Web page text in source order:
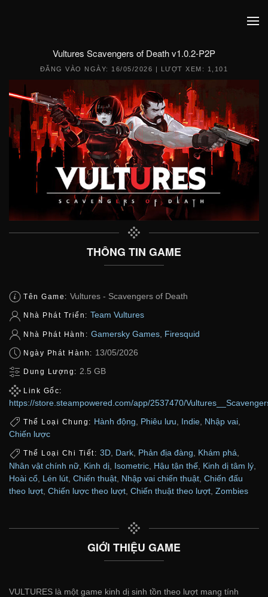
Vultures Scavengers of Death v1.0.2-P2P
ĐĂNG VÀO NGÀY: 16/05/2026 | LƯỢT XEM: 1,101
THÔNG TIN GAME
Tên Game: Vultures - Scavengers of Death
Nhà Phát Triển: Team Vultures
Nhà Phát Hành: Gamersky Games, Firesquid
Ngày Phát Hành: 13/05/2026
Dung Lượng: 2.5 GB
Link Gốc:
https://store.steampowered.com/app/2537470/
Thể Loại Chung: Hành động Phiêu lưu Indie Nhập vai
Chiến lược
Thể Loại Chi Tiết: 3D, Dark, Phản địa đàng, Khám phá,
Nhân vật chính nữ Kinh dị Isometric Hậu tận thế Kinh dị tâm lý
Hoài cổ Lén lút Chiến thuật Nhập vai chiến thuật Chiến đấu
theo lượt Chiến lược theo lượt Chiến thuật theo lượt Zombies
GIỚI THIỆU GAME
VULTURES là một game kinh dị sinh tồn theo lượt mang tính